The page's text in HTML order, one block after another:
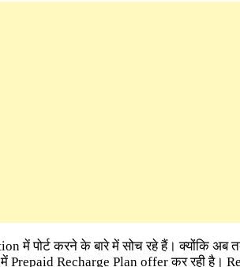
में पोर्ट करने के बारे में सोच रहे हैं। क्योंकि अब
Prepaid Recharge Plan offer कर रही है।